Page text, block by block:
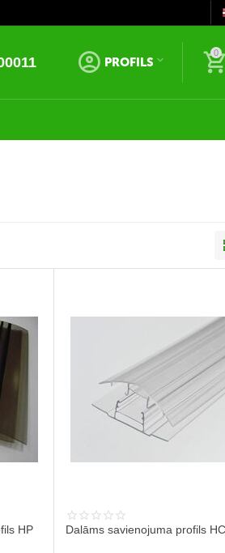
PROFILS
0
HP Dalāms savienojuma profils